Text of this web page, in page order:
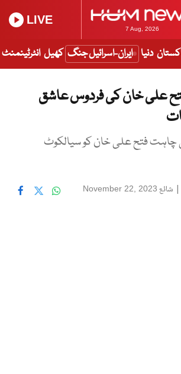
7 Aug, 2026
LIVE
دنیا ایران-اسرائیل جنگ کھیل انٹرٹینمنٹ
علی خان کی فردوس عاشق
چاہت فتح علی خان کو سیالکوٹ
| شائع November 22, 2023